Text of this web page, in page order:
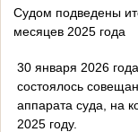
Судом подведены
месяцев 2025 года
30 января 2026
состоялось
аппарата суда, на
2025 году.